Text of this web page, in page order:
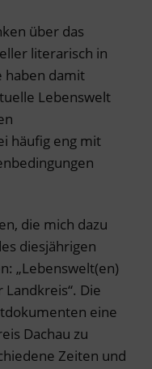
über das
literarisch in
haben damit
Lebenswelt
häufig eng mit
die mich dazu
diesjährigen
„Lebenswelt(en)
Die
eine
Dachau zu
Zeiten und